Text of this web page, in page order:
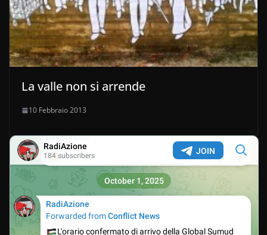
La valle non si arrende
10 Febbraio 2013